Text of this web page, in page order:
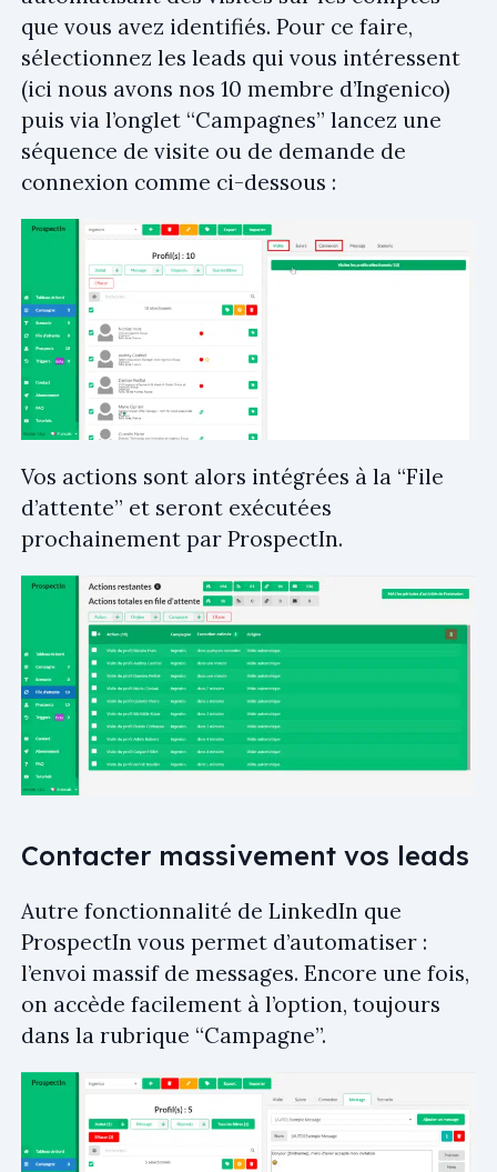
que vous avez identifiés. Pour ce faire,
sélectionnez les leads qui vous intéressent
(ici nous avons nos 10 membre d’Ingenico)
puis via l’onglet “Campagnes” lancez une
séquence de visite ou de demande de
connexion comme ci-dessous :
Vos actions sont alors intégrées à la “File
d’attente” et seront exécutées
prochainement par ProspectIn.
Contacter massivement vos leads
Autre fonctionnalité de LinkedIn que
ProspectIn vous permet d’automatiser :
l’envoi massif de messages. Encore une fois,
on accède facilement à l’option, toujours
dans la rubrique “Campagne”.